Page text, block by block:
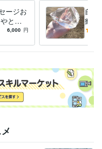
なれたら嬉しいです。
す。
なども、
もあります。
: 2年
ージお
と不
言☆
6,000 円
自分
癒し
リ
へ